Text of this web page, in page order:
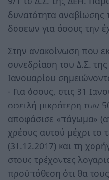
δυνατότητα αναβίωσης
δόσεων για όσους την
Στην ανακοίνωση που
συνεδρίαση του Δ.Σ.
Ιανουαρίου
- Για όσους, στις 31
οφειλή μικρότερη των
αποφάσισε «πάγωμα»
χρέους αυτού μέχρι το
(31.12.2017) και τη
στους τρέχοντες
προϋπόθεση ότι θα